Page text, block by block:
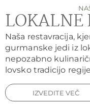
LOKALNE
Naša restavracija,
gurmanske jedi iz
nepozabno
lovsko tradicijo
IZVEDITE VEČ